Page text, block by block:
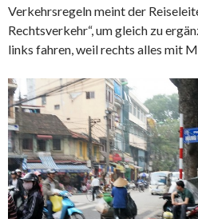
Verkehrsregeln meint der
Rechtsverkehr“, um gleich zu
links fahren, weil rechts alles mit